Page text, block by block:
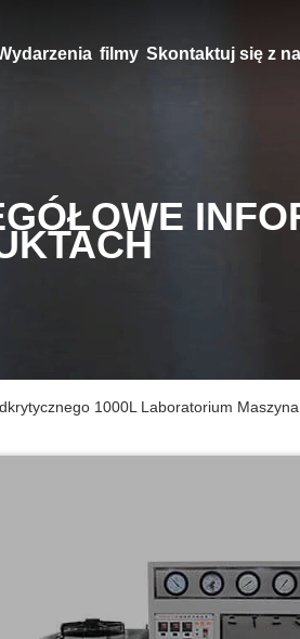
filmy Skontaktuj się z
1000L Laboratorium